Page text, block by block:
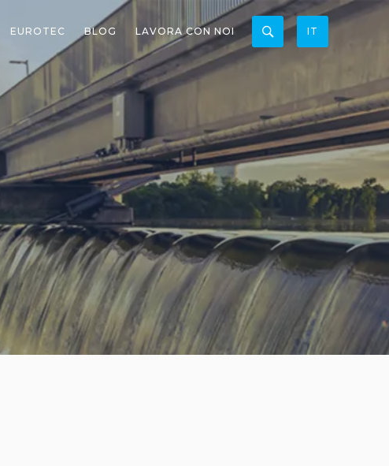
EUROTEC BLOG LAVORA CON NOI IT